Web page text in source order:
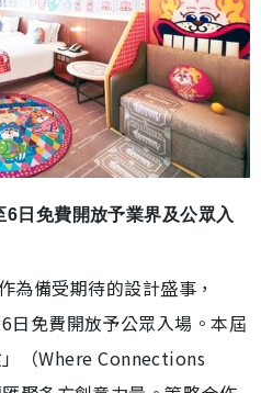
日免費開放予業界及公眾入
為備受期待的設計盛事，
免費開放予公眾入場。本屆
（Where Connections